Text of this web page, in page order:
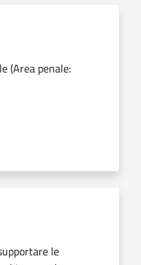
(Area penale:
le